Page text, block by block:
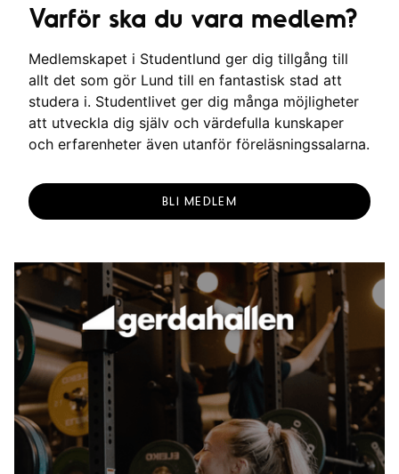
Varför ska du vara medlem?
Medlemskapet i Studentlund ger dig tillgång till
allt det som gör Lund till en fantastisk stad att
studera i. Studentlivet ger dig många möjligheter
att utveckla dig själv och värdefulla kunskaper
och erfarenheter även utanför föreläsningssalarna.
BLI MEDLEM